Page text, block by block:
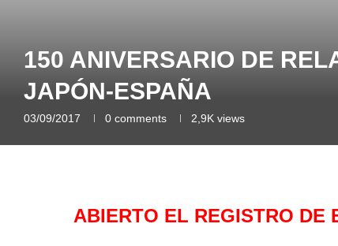
150 ANIVERSARIO DE
JAPÓN-ESPAÑA
03/09/2017 0 comments 2,9K views
ABIERTO EL REGISTRO DE